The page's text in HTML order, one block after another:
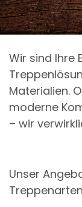
Wir sind Ihre
Materialien.
moderne
– wir
Unser